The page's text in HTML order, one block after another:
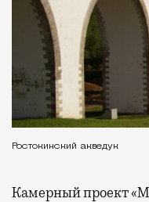
Ростокинский акведук
Камерный проект